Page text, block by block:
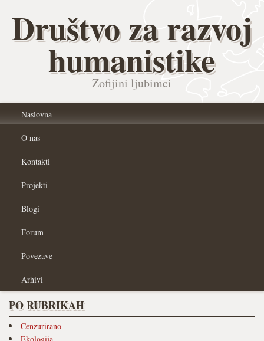
Društvo za razvoj
humanistike
Zofijini ljubimci
Naslovna
O nas
Kontakti
Projekti
Blogi
Forum
Povezave
Arhivi
PO RUBRIKAH
Cenzurirano